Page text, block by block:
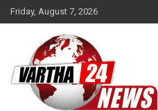
Skip
to
Friday, August 7, 2026